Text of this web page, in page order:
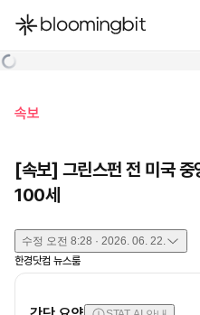
한국어
속보
[속보] 그린스펀 전 미국
100세
수정 오전 8:28 · 2026. 06. 22.
한경닷컴 뉴스룸